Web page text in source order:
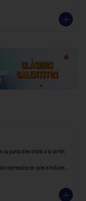
su punto bien criollo a la sartén.
expresados en soles e incluyen